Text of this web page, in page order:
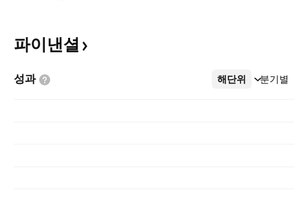
파이낸셜
성과 해단위 분기별
더보기